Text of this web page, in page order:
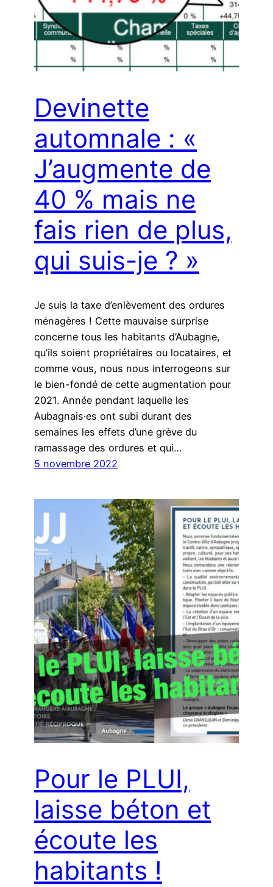
Devinette
automnale : «
J’augmente de
40 % mais ne
fais rien de plus,
qui suis-je ? »
Je suis la taxe d’enlèvement des ordures
ménagères ! Cette mauvaise surprise
concerne tous les habitants d’Aubagne,
qu’ils soient propriétaires ou locataires, et
comme vous, nous nous interrogeons sur
le bien-fondé de cette augmentation pour
2021. Année pendant laquelle les
Aubagnais·es ont subi durant des
semaines les effets d’une grève du
ramassage des ordures et qui…
5 novembre 2022
Pour le PLUI,
laisse béton et
écoute les
habitants !